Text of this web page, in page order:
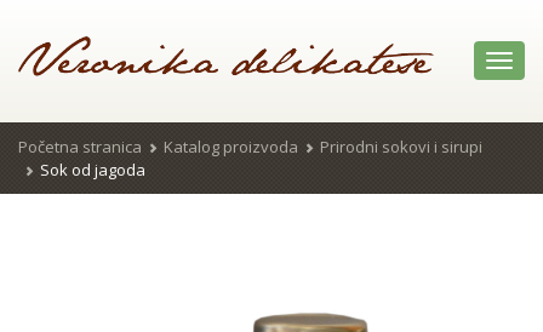
Početna stranica Katalog proizvoda
Prirodni sokovi i sirupi
Sok od jagoda